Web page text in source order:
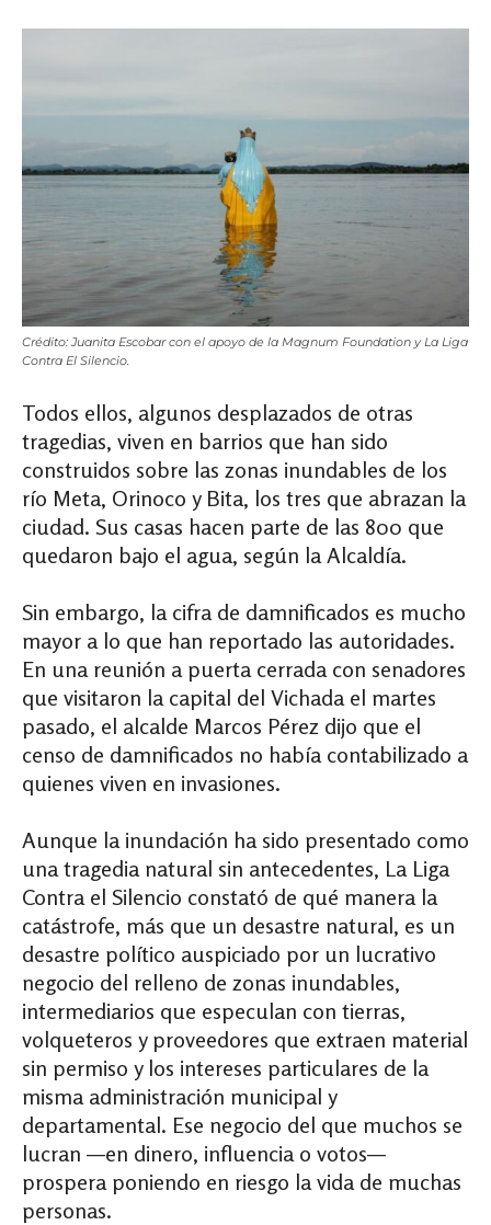
Crédito: Juanita Escobar con el apoyo de la Magnum Foundation y La Liga
Contra El Silencio.
Todos ellos, algunos desplazados de otras
tragedias, viven en barrios que han sido
construidos sobre las zonas inundables de los
río Meta, Orinoco y Bita, los tres que abrazan la
ciudad. Sus casas hacen parte de las 800 que
quedaron bajo el agua, según la Alcaldía.
Sin embargo, la cifra de damnificados es mucho
mayor a lo que han reportado las autoridades.
En una reunión a puerta cerrada con senadores
que visitaron la capital del Vichada el martes
pasado, el alcalde Marcos Pérez dijo que el
censo de damnificados no había contabilizado a
quienes viven en invasiones.
Aunque la inundación ha sido presentado como
una tragedia natural sin antecedentes, La Liga
Contra el Silencio constató de qué manera la
catástrofe, más que un desastre natural, es un
desastre político auspiciado por un lucrativo
negocio del relleno de zonas inundables,
intermediarios que especulan con tierras,
volqueteros y proveedores que extraen material
sin permiso y los intereses particulares de la
misma administración municipal y
departamental. Ese negocio del que muchos se
lucran —en dinero, influencia o votos—
prospera poniendo en riesgo la vida de muchas
personas.